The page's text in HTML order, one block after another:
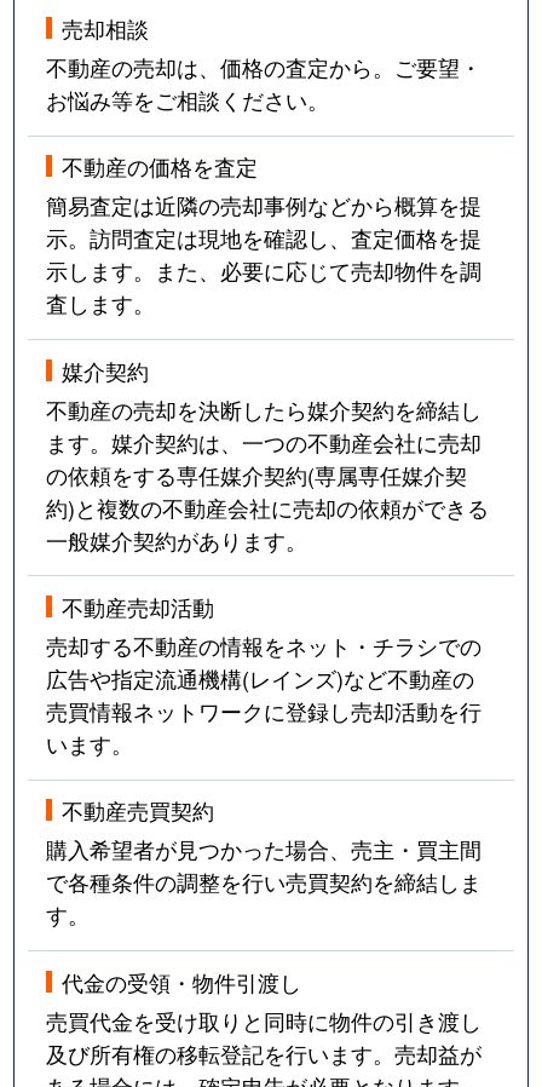
売却相談
不動産の売却は、価格の査定から。ご要望・
お悩み等をご相談ください。
不動産の価格を査定
簡易査定は近隣の売却事例などから概算を提
示。訪問査定は現地を確認し、査定価格を提
示します。また、必要に応じて売却物件を調
査します。
媒介契約
不動産の売却を決断したら媒介契約を締結し
ます。媒介契約は、一つの不動産会社に売却
の依頼をする専任媒介契約(専属専任媒介契
約)と複数の不動産会社に売却の依頼ができる
一般媒介契約があります。
不動産売却活動
売却する不動産の情報をネット・チラシでの
広告や指定流通機構(レインズ)など不動産の
売買情報ネットワークに登録し売却活動を行
います。
不動産売買契約
購入希望者が見つかった場合、売主・買主間
で各種条件の調整を行い売買契約を締結しま
す。
代金の受領・物件引渡し
売買代金を受け取りと同時に物件の引き渡し
及び所有権の移転登記を行います。売却益が